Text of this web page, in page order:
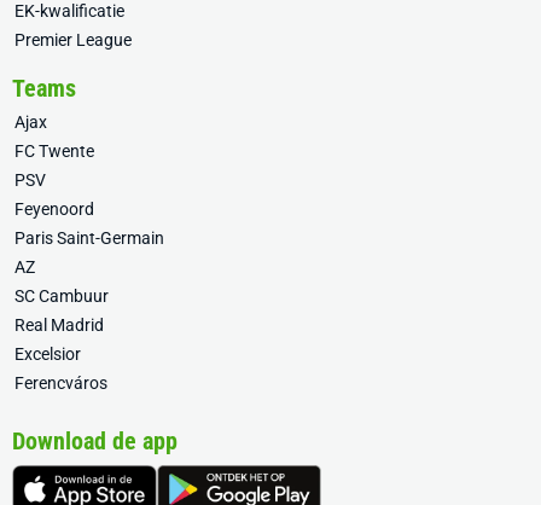
EK-kwalificatie
Premier League
Teams
Ajax
FC Twente
PSV
Feyenoord
Paris Saint-Germain
AZ
SC Cambuur
Real Madrid
Excelsior
Ferencváros
Download de app